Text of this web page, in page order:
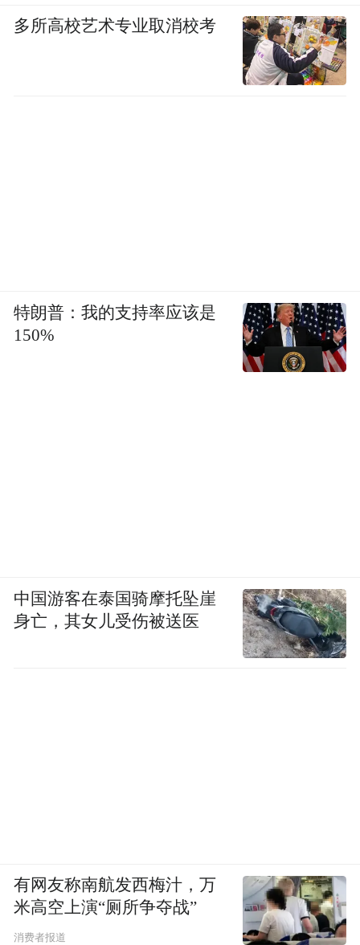
多所高校艺术专业取消校考
特朗普：我的支持率应该是
150%
中国游客在泰国骑摩托坠崖
身亡，其女儿受伤被送医
有网友称南航发西梅汁，万
米高空上演“厕所争夺战”
消费者报道